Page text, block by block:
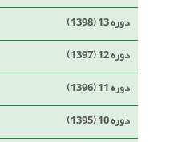
دوره 13 (1398)
دوره 12 (1397)
دوره 11 (1396)
دوره 10 (1395)